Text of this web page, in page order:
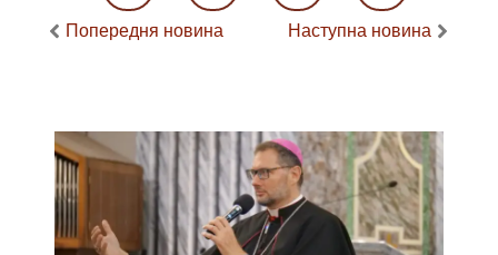
Попередня новина Наступна новина